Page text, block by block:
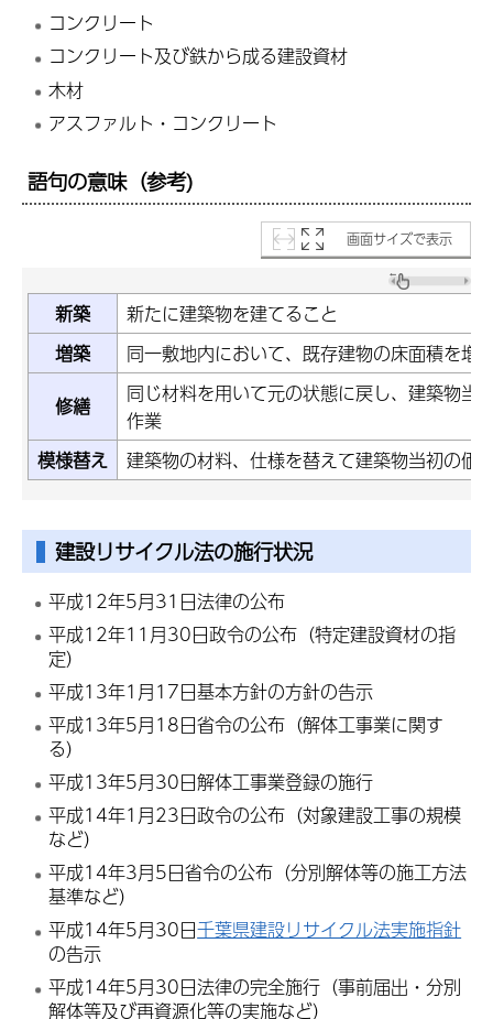
コンクリート
コンクリート及び鉄から成る建設資材
木材
アスファルト・コンクリート
語句の意味（参考)
画面サイズで表示
新築
新たに建築物を建てること
増築
同一敷地内において、既存建物の床面積を増
修繕
同じ材料を用いて元の状態に戻し、建築物当
作業
模様替え
建築物の材料、仕様を替えて建築物当初の価
建設リサイクル法の施行状況
平成12年5月31日法律の公布
平成12年11月30日政令の公布（特定建設資材の指
定）
平成13年1月17日基本方針の方針の告示
平成13年5月18日省令の公布（解体工事業に関す
る）
平成13年5月30日解体工事業登録の施行
平成14年1月23日政令の公布（対象建設工事の規模
など）
平成14年3月5日省令の公布（分別解体等の施工方法
基準など）
平成14年5月30日千葉県建設リサイクル法実施指針
の告示
平成14年5月30日法律の完全施行（事前届出・分別
解体等及び再資源化等の実施など）